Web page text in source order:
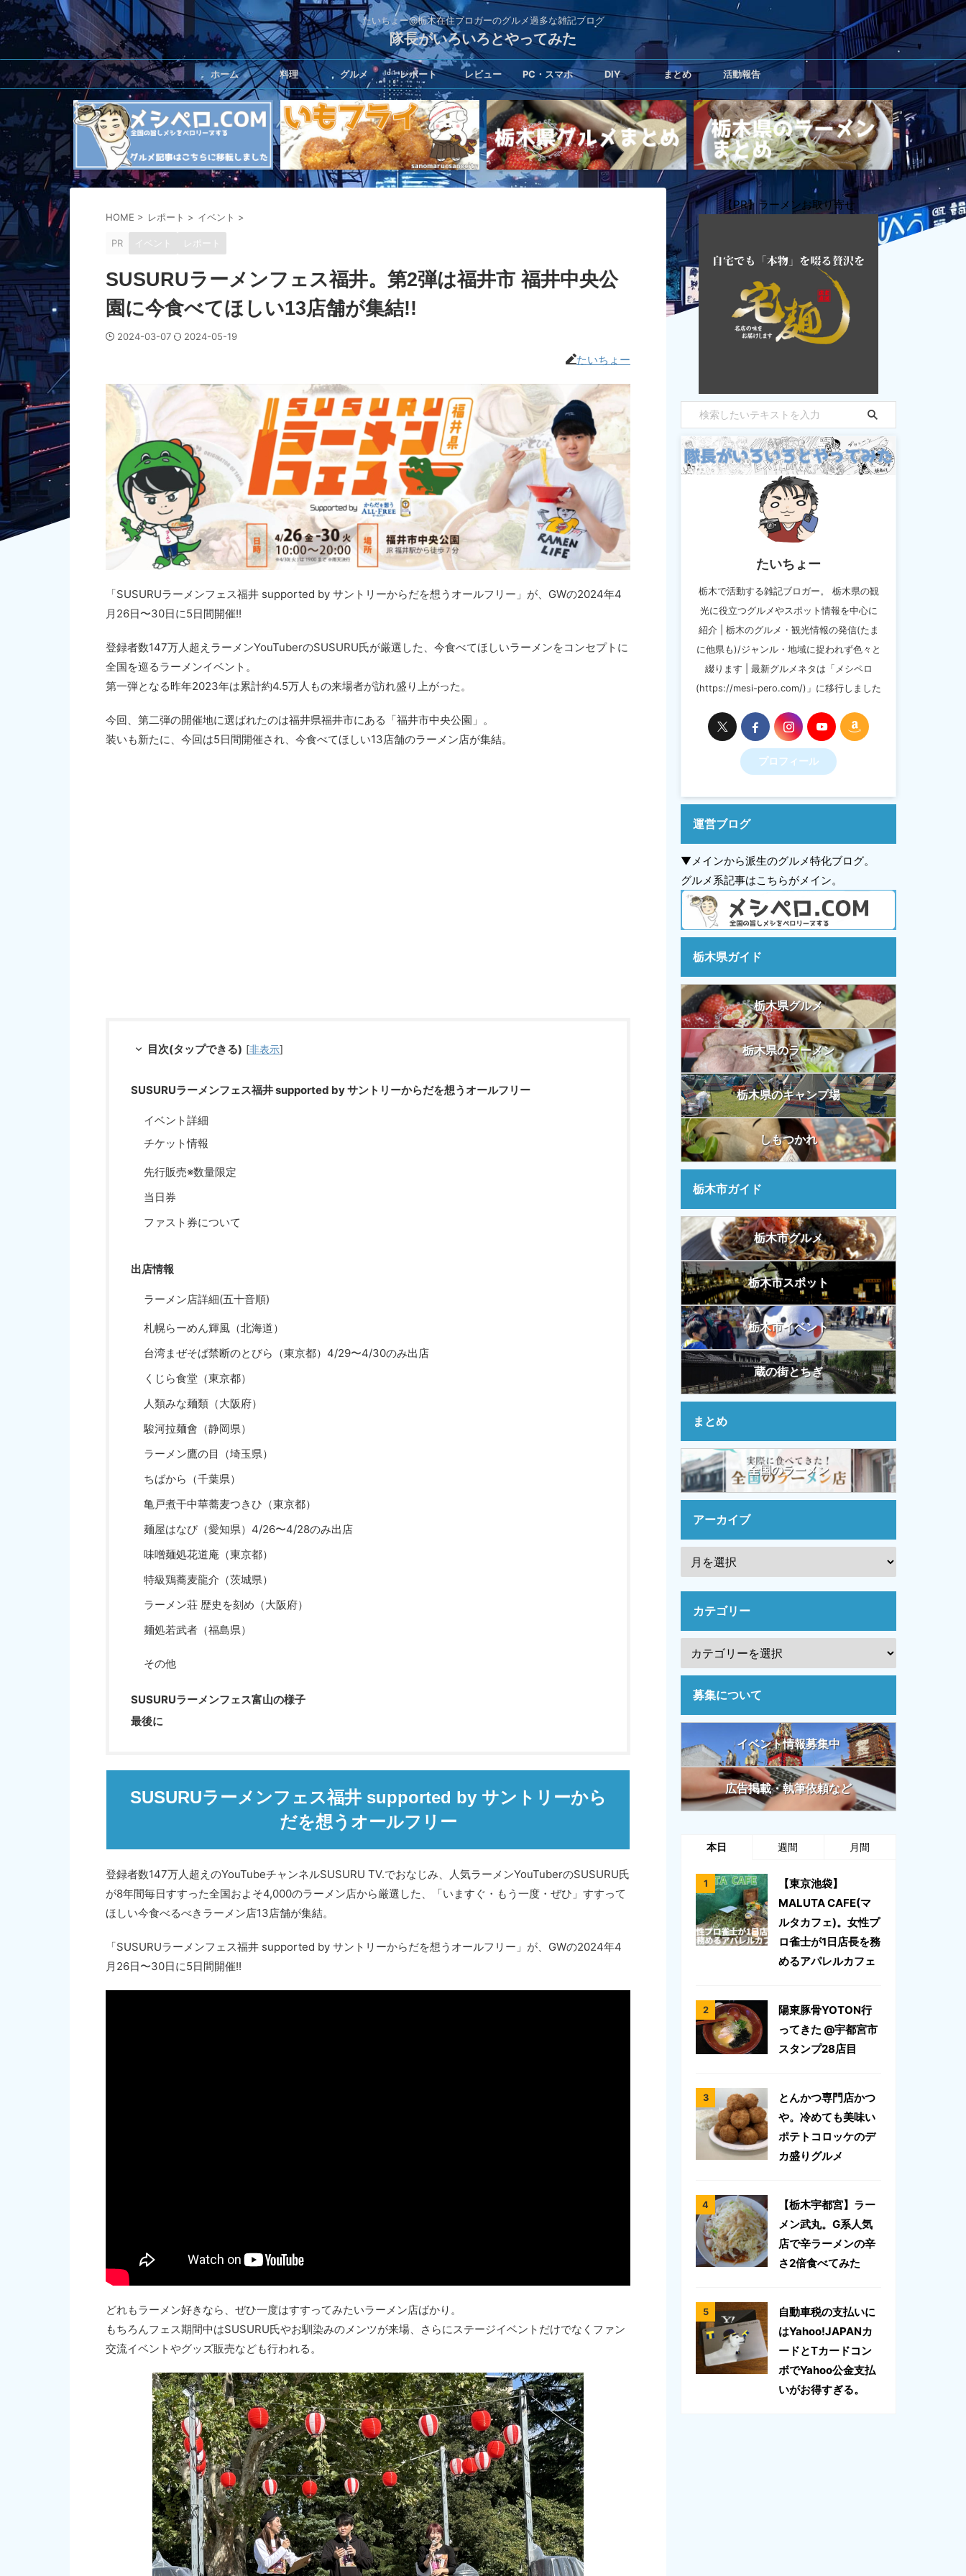
たいちょー@栃木在住ブロガーのグルメ過多な雑記ブログ
隊長がいろいろとやってみた
ホーム 料理 グルメ レポート レビュー PC・スマホ DIY まとめ 活動報告
HOME > レポート > イベント >
PR イベント レポート
SUSURUラーメンフェス福井。第2弾は福井市 福井中央公
園に今食べてほしい13店舗が集結!!
2024-03-07 2024-05-19
たいちょー
「SUSURUラーメンフェス福井 supported by サントリーからだを想うオールフリー」が、GWの2024年4
月26日〜30日に5日間開催!!
登録者数147万人超えラーメンYouTuberのSUSURU氏が厳選した、今食べてほしいラーメンをコンセプトに
全国を巡るラーメンイベント。
第一弾となる昨年2023年は累計約4.5万人もの来場者が訪れ盛り上がった。
今回、第二弾の開催地に選ばれたのは福井県福井市にある「福井市中央公園」。
装いも新たに、今回は5日間開催され、今食べてほしい13店舗のラーメン店が集結。
目次(タップできる) [非表示]
SUSURUラーメンフェス福井 supported by サントリーからだを想うオールフリー
イベント詳細
チケット情報
先行販売※数量限定
当日券
ファスト券について
出店情報
ラーメン店詳細(五十音順)
札幌らーめん輝風（北海道）
台湾まぜそば禁断のとびら（東京都）4/29〜4/30のみ出店
くじら食堂（東京都）
人類みな麺類（大阪府）
駿河拉麺會（静岡県）
ラーメン鷹の目（埼玉県）
ちばから（千葉県）
亀戸煮干中華蕎麦つきひ（東京都）
麺屋はなび（愛知県）4/26〜4/28のみ出店
味噌麺処花道庵（東京都）
特級鶏蕎麦龍介（茨城県）
ラーメン荘 歴史を刻め（大阪府）
麺処若武者（福島県）
その他
SUSURUラーメンフェス富山の様子
最後に
SUSURUラーメンフェス福井 supported by サントリーから
だを想うオールフリー
登録者数147万人超えのYouTubeチャンネルSUSURU TV.でおなじみ、人気ラーメンYouTuberのSUSURU氏
が8年間毎日すすった全国およそ4,000のラーメン店から厳選した、「いますぐ・もう一度・ぜひ」すすって
ほしい今食べるべきラーメン店13店舗が集結。
「SUSURUラーメンフェス福井 supported by サントリーからだを想うオールフリー」が、GWの2024年4
月26日〜30日に5日間開催!!
どれもラーメン好きなら、ぜひ一度はすすってみたいラーメン店ばかり。
もちろんフェス期間中はSUSURU氏やお馴染みのメンツが来場、さらにステージイベントだけでなくファン
交流イベントやグッズ販売なども行われる。
【PR】ラーメンお取り寄せ
たいちょー
栃木で活動する雑記ブロガー。 栃木県の観
光に役立つグルメやスポット情報を中心に
紹介 | 栃木のグルメ・観光情報の発信(たま
に他県も)/ジャンル・地域に捉われず色々と
綴ります | 最新グルメネタは「メシペロ
(https://mesi-pero.com/)」に移行しました
プロフィール
運営ブログ
▼メインから派生のグルメ特化ブログ。
グルメ系記事はこちらがメイン。
栃木県ガイド
栃木県グルメ
栃木県のラーメン
栃木県のキャンプ場
しもつかれ
栃木市ガイド
栃木市グルメ
栃木市スポット
栃木市イベント
蔵の街とちぎ
まとめ
全国のラーメン
アーカイブ
カテゴリー
募集について
イベント情報募集中
広告掲載・執筆依頼など
本日 週間 月間
【東京池袋】
MALUTA CAFE(マ
ルタカフェ)。女性プ
ロ雀士が1日店長を務
めるアパレルカフェ
陽東豚骨YOTON行
ってきた @宇都宮市
スタンプ28店目
とんかつ専門店かつ
や。冷めても美味い
ポテトコロッケのデ
カ盛りグルメ
【栃木宇都宮】ラー
メン武丸。G系人気
店で辛ラーメンの辛
さ2倍食べてみた
自動車税の支払いに
はYahoo!JAPANカ
ードとTカードコン
ボでYahoo公金支払
いがお得すぎる。